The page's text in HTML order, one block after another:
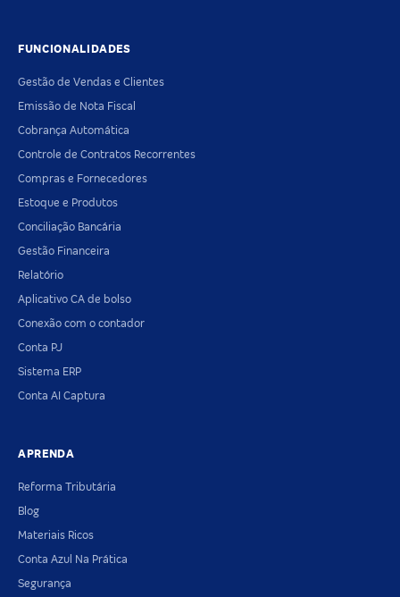
FUNCIONALIDADES
Gestão de Vendas e Clientes
Emissão de Nota Fiscal
Cobrança Automática
Controle de Contratos Recorrentes
Compras e Fornecedores
Estoque e Produtos
Conciliação Bancária
Gestão Financeira
Relatório
Aplicativo CA de bolso
Conexão com o contador
Conta PJ
Sistema ERP
Conta AI Captura
APRENDA
Reforma Tributária
Blog
Materiais Ricos
Conta Azul Na Prática
Segurança